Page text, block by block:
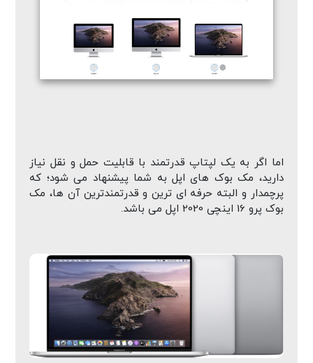
اما اگر به یک لپتاپ قدرتمند با قابلیت حمل و نقل نیاز
دارید، مک بوک های اپل به شما پیشنهاد می شود؛ که
پرچمدار و البته حرفه ای ترین و قدرتمندترین آن ها، مک
بوک پرو 16 اینچی 2020 اپل می باشد.